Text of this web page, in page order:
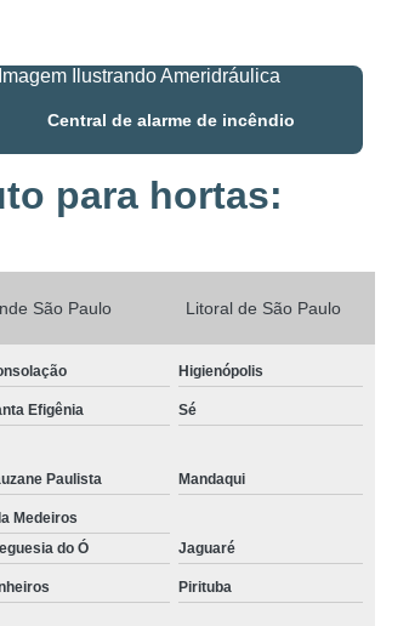
boias residenciais
de pvc comprar
e conexões em americana
e conexões em cpvc
e conexões galvanizadas
e conexões em ppr
para rede de incêndio comprar
e registros
Central de alarme de incêndio
para hortas:
São Paulo Litoral de São Paulo
Higienópolis
Efigênia Sé
Paulista Mandaqui
Medeiros
do Ó Jaguaré
Pirituba